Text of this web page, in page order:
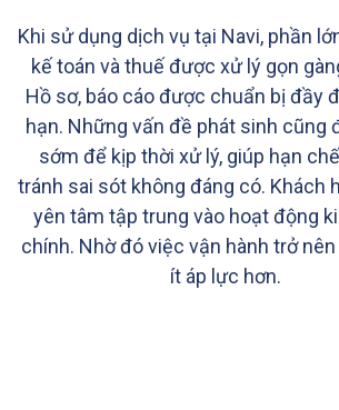
Khi sử dụng dịch vụ tại Navi, phần
kế toán và thuế được xử lý gọn
Hồ sơ, báo cáo được chuẩn bị đầy
hạn. Những vấn đề phát sinh cũng
sớm để kịp thời xử lý, giúp hạn
tránh sai sót không đáng có. Khách
yên tâm tập trung vào hoạt động
chính. Nhờ đó việc vận hành trở
ít áp lực hơn.